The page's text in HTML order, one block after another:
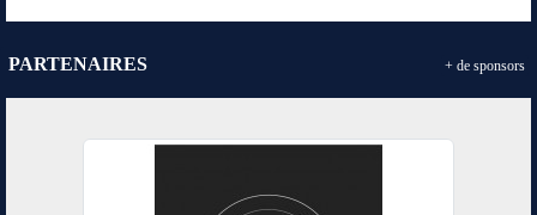
PARTENAIRES + de sponsors